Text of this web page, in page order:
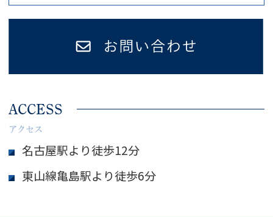
ACCESS
アクセス
名古屋駅より徒歩12分
東山線亀島駅より徒歩6分